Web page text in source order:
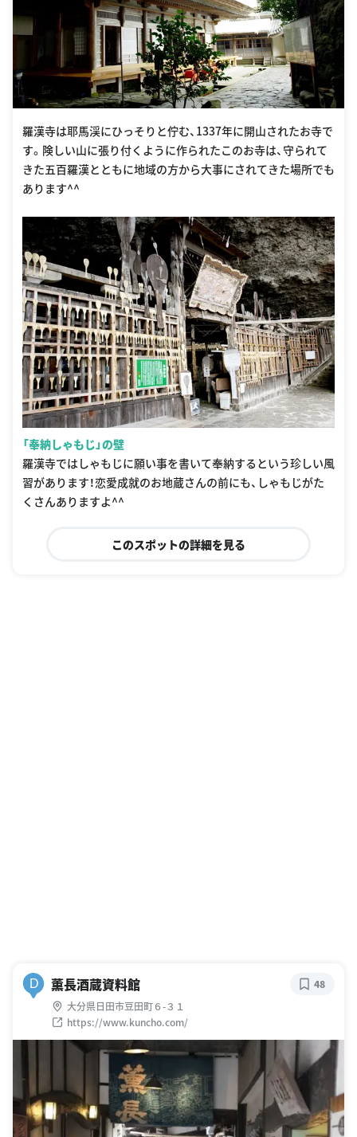
羅漢寺は耶馬渓にひっそりと佇む、1337年に開山されたお寺で
す。険しい山に張り付くように作られたこのお寺は、守られて
きた五百羅漢とともに地域の方から大事にされてきた場所でも
あります^^
「奉納しゃもじ」の壁
羅漢寺ではしゃもじに願い事を書いて奉納するという珍しい風
習があります！恋愛成就のお地蔵さんの前にも、しゃもじがた
くさんありますよ^^
このスポットの詳細を見る
D 薫長酒蔵資料館
大分県日田市豆田町６-３１
https://www.kuncho.com/
48